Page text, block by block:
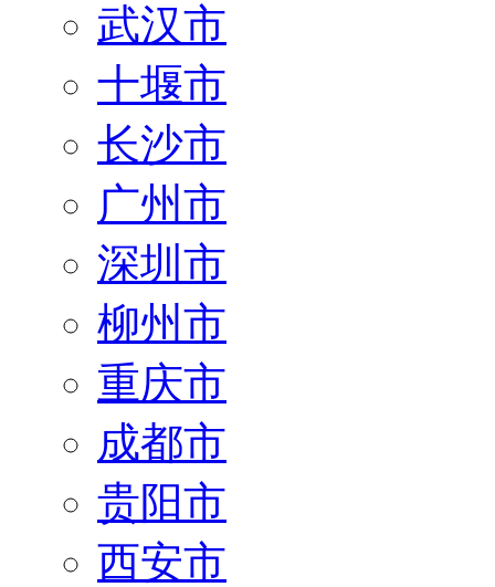
武汉市
十堰市
长沙市
广州市
深圳市
柳州市
重庆市
成都市
贵阳市
西安市